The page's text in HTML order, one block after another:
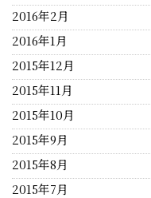
2016年2月
2016年1月
2015年12月
2015年11月
2015年10月
2015年9月
2015年8月
2015年7月